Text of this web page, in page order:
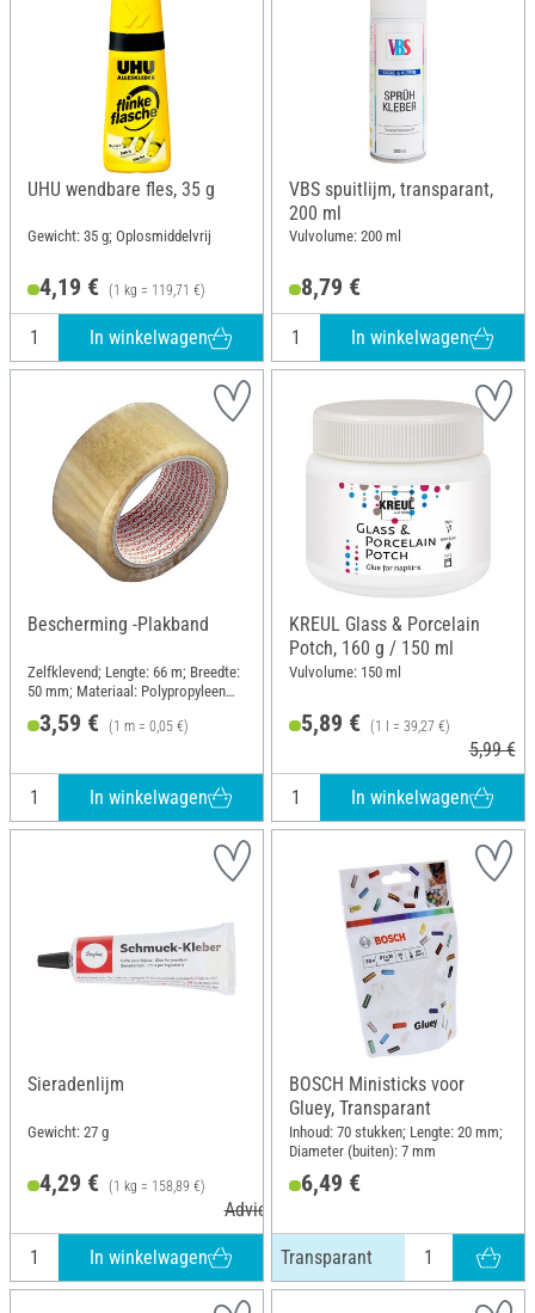
UHU wendbare fles, 35 g
Gewicht: 35 g; Oplosmiddelvrij
4,19 € (1 kg = 119,71 €)
In winkelwagen
VBS spuitlijm, transparant,
200 ml
Vulvolume: 200 ml
8,79 €
In winkelwagen
Bescherming -Plakband
Zelfklevend; Lengte: 66 m; Breedte:
50 mm; Materiaal: Polypropyleen
(PP)
3,59 € (1 m = 0,05 €)
In winkelwagen
KREUL Glass & Porcelain
Potch, 160 g / 150 ml
Vulvolume: 150 ml
5,89 € (1 l = 39,27 €)
5,99 €
In winkelwagen
Sieradenlijm
Gewicht: 27 g
4,29 € (1 kg = 158,89 €)
Adviesprijs 4,79 €
In winkelwagen
BOSCH Ministicks voor
Gluey, Transparant
Inhoud: 70 stukken; Lengte: 20 mm;
Diameter (buiten): 7 mm
6,49 €
Transparant